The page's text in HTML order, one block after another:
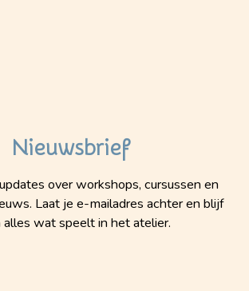
Nieuwsbrief
over workshops, cursussen en
Laat je e-mailadres achter en blijf
wat speelt in het atelier.